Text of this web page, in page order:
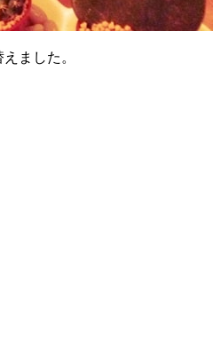
ました。